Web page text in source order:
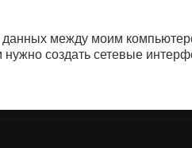
между моим
создать сетевые